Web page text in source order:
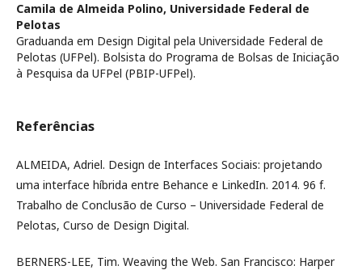
Camila de Almeida Polino, Universidade Federal de
Pelotas
Graduanda em Design Digital pela Universidade Federal de
Pelotas (UFPel). Bolsista do Programa de Bolsas de Iniciação
à Pesquisa da UFPel (PBIP-UFPel).
Referências
ALMEIDA, Adriel. Design de Interfaces Sociais: projetando
uma interface híbrida entre Behance e LinkedIn. 2014. 96 f.
Trabalho de Conclusão de Curso – Universidade Federal de
Pelotas, Curso de Design Digital.
BERNERS-LEE, Tim. Weaving the Web. San Francisco: Harper